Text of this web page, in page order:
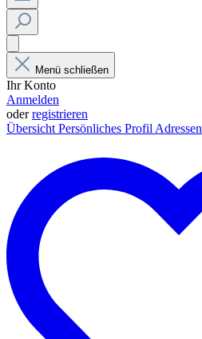
Menü schließen
Ihr Konto
Anmelden
oderregistrieren
Übersicht Persönliches Profil Adressen